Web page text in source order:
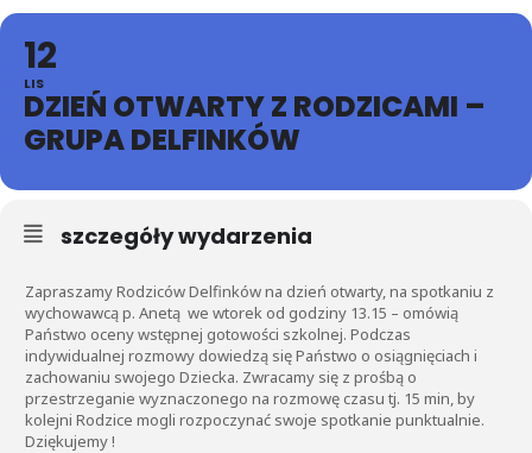
12
LIS
DZIEŃ OTWARTY Z RODZICAMI –
GRUPA DELFINKÓW
szczegóły wydarzenia
Zapraszamy Rodziców Delfinków na dzień otwarty, na spotkaniu z
wychowawcą p. Anetą we wtorek od godziny 13.15 – omówią
Państwo oceny wstępnej gotowości szkolnej. Podczas
indywidualnej rozmowy dowiedzą się Państwo o osiągnięciach i
zachowaniu swojego Dziecka. Zwracamy się z prośbą o
przestrzeganie wyznaczonego na rozmowę czasu tj. 15 min, by
kolejni Rodzice mogli rozpoczynać swoje spotkanie punktualnie.
Dziękujemy !